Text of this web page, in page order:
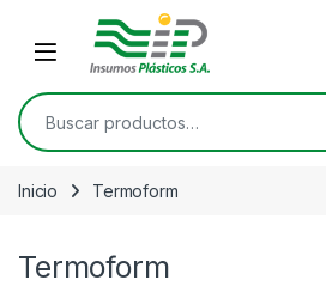
Open
Buscar por:
Inicio Termoform
Termoform